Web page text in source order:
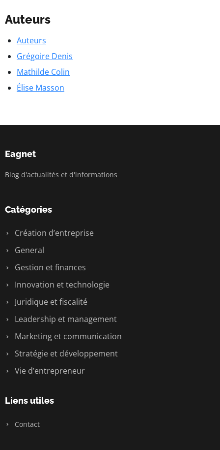
Auteurs
Auteurs
Grégoire Denis
Mathilde Colin
Élise Masson
Eagnet
Blog d'actualités et d'informations
Catégories
Création d’entreprise
General
Gestion et finances
Innovation et technologie
Juridique et fiscalité
Leadership et management
Marketing et communication
Stratégie et développement
Vie d’entrepreneur
Liens utiles
Contact